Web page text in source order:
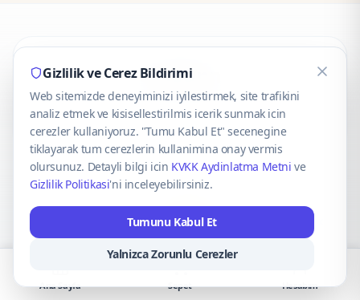
CaseOnn
© 2025 CaseOnn. Tüm hakları saklıdır.
VISA Mastercard
Gizlilik ve Cerez Bildirimi
Web sitemizde deneyiminizi iyilestirmek, site trafikini
analiz etmek ve kisisellestirilmis icerik sunmak icin
cerezler kullaniyoruz. "Tumu Kabul Et" secenegine
tiklayarak tum cerezlerin kullanimina onay vermis
olursunuz. Detayli bilgi icin KVKK Aydinlatma Metni ve
Gizlilik Politikasi'ni inceleyebilirsiniz.
Tumunu Kabul Et
Yalnizca Zorunlu Cerezler
Ana Sayfa Sepet Hesabım